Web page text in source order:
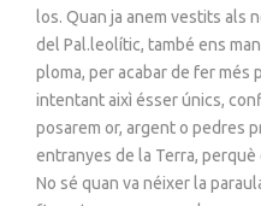
los. Quan ja anem vestits als
del Pal.leolític, també ens
ploma, per acabar de fer més
intentant aixì ésser únics,
posarem or, argent o pedres
entranyes de la Terra,
No sé quan va néixer la